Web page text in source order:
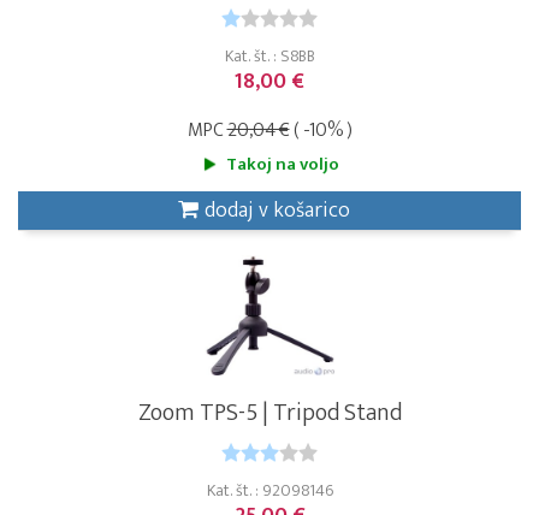
Kat. št. : S8BB
18,00 €
MPC20,04 €( -10% )
Takoj na voljo
dodaj v košarico
Zoom TPS-5 | Tripod Stand
Kat. št. : 92098146